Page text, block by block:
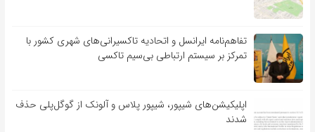
تفاهم‌نامه‌ ایرانسل و اتحادیه تاکسیرانی‌های شهری کشور با
تمرکز بر سیستم ارتباطی بی‌سیم تاکسی
اپلیکیشن‌های شیپور، شیپور پلاس و آلونک از گوگل‌پلی حذف
شدند